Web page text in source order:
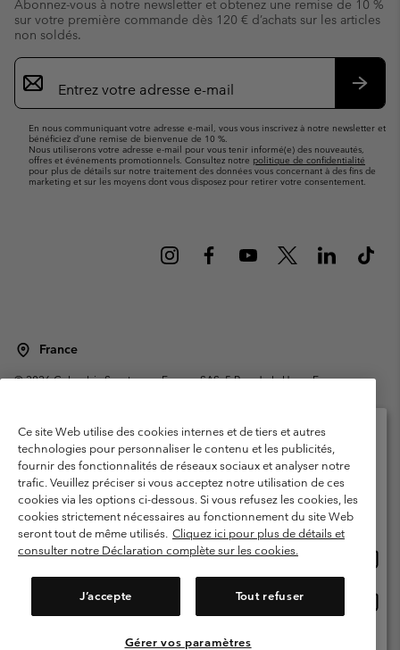
Abonnez-vous à notre newsletter et obtenez une remise de 10 %
sur votre première commande dès 120 € d’achats sur les articles
non soldés.
Inscription
par
e-
En nous communiquant votre adresse e-mail, vous vous inscrivez à notre newsletter et
bénéficiez d’une remise de bienvenue de 10 %.
Nous utiliserons votre adresse e-mail pour vous tenir informé(e) des nouveautés,
offres et événements promotionnels. Consultez notre politique de confidentialité
pour plus de détails sur notre traitement des données vous concernant à des fins de
marketing et sur les moyens dont vous disposez pour retirer votre consentement.
France
©2026Columbia Sportswear Europe SAS. 5 Rue de la Haye, Espace
Garanties Légales
Politique de confidentialité
Conditions d'utilisation - Membres
Conditions D'utilisation - Contenu généré par l'utilisateur
Impressum
Cookies
Public CBCR
Ce site Web utilise des cookies internes et de tiers et autres
technologies pour personnaliser le contenu et les publicités,
fournir des fonctionnalités de réseaux sociaux et analyser notre
trafic. Veuillez préciser si vous acceptez notre utilisation de ces
cookies via les options ci-dessous. Si vous refusez les cookies, les
cookies strictement nécessaires au fonctionnement du site Web
seront tout de même utilisés. Cliquez ici pour plus de détails et
consulter notre Déclaration complète sur les cookies.
J’accepte Tout refuser
Gérer vos paramètres
Veuillez sélectionner votre pays d’expédition et
votre langue
Achats en ligne disponibles
United States
ligne
France